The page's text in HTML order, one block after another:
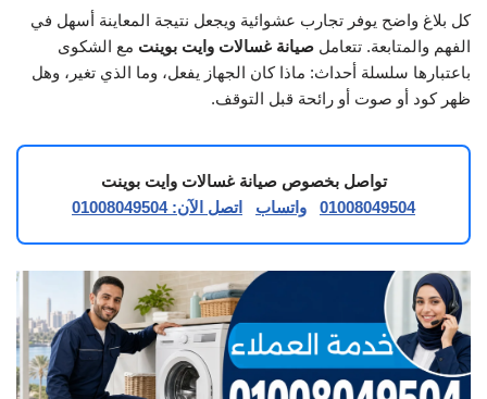
كل بلاغ واضح يوفر تجارب عشوائية ويجعل نتيجة المعاينة أسهل في
الفهم والمتابعة. تتعامل صيانة غسالات وايت بوينت مع الشكوى
باعتبارها سلسلة أحداث: ماذا كان الجهاز يفعل، وما الذي تغير، وهل
ظهر كود أو صوت أو رائحة قبل التوقف.
تواصل بخصوص صيانة غسالات وايت بوينت
01008049504
واتساب اتصل الآن: 01008049504